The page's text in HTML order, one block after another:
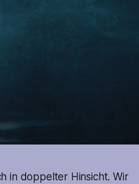
in doppelter Hinsicht. Wir